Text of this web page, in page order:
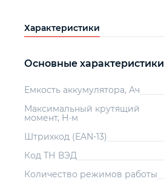
Характеристики
Основные характеристики
Емкость аккумулятора, Ач
Максимальный крутящий
момент, Н·м
Штрихкод (EAN-13)
Код ТН ВЭД
Количество режимов работы